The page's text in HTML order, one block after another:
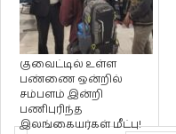
குவைட்டில் உள்ள
பண்ணை ஒன்றில்
சம்பளம் இன்றி
பணிபுரிந்த
இலங்கையர்கள் மீட்பு!